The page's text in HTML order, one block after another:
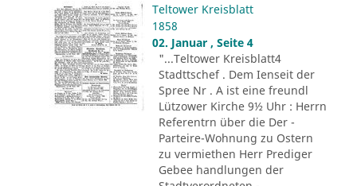
Teltower Kreisblatt
1858
02. Januar , Seite 4
"...Teltower Kreisblatt4
Stadttschef . Dem Ienseit der
Spree Nr . A ist eine freundl
Lützower Kirche 9½ Uhr : Herrn
Referentrn über die Der -
Parteire-Wohnung zu Ostern
zu vermiethen Herr Prediger
Gebee handlungen der